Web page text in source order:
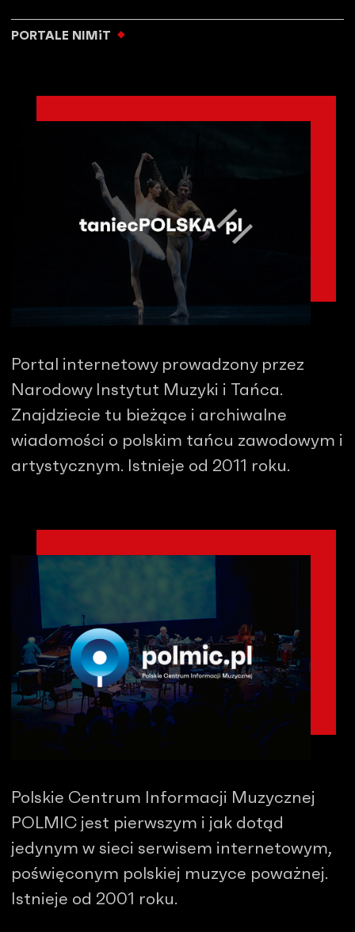
PORTALE NIMiT
Portal internetowy prowadzony przez
Narodowy Instytut Muzyki i Tańca.
Znajdziecie tu bieżące i archiwalne
wiadomości o polskim tańcu zawodowym i
artystycznym. Istnieje od 2011 roku.
Polskie Centrum Informacji Muzycznej
POLMIC jest pierwszym i jak dotąd
jedynym w sieci serwisem internetowym,
poświęconym polskiej muzyce poważnej.
Istnieje od 2001 roku.